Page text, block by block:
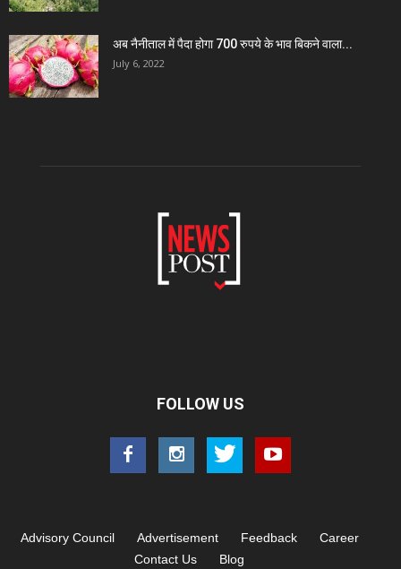
अब नैनीताल में पैदा होगा 700 रुपये के भाव बिकने वाला...
July 6, 2022
FOLLOW US
Advisory Council Advertisement Feedback
Career
Contact Us
Blog